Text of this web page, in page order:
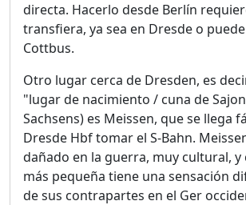
directa. Hacerlo desde Berlín
transfiera, ya sea en Dresde o
Cottbus.
Otro lugar cerca de Dresden, es
"lugar de nacimiento / cuna de
Sachsens) es Meissen, que se llega
Dresde Hbf tomar el S-Bahn.
dañado en la guerra, muy cultural, y
más pequeña tiene una sensación
de sus contrapartes en el Ger